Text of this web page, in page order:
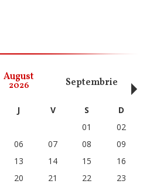
August
2026 Septembrie
J V S
D
01
02
06 07 08
09
13 14 15
16
20 21 22
23